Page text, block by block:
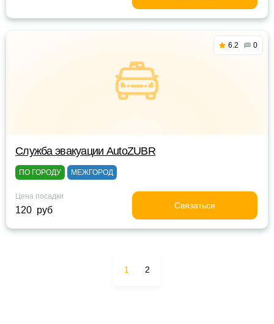
6.2 0
Служба эвакуации AutoZUBR
ПО ГОРОДУ МЕЖГОРОД
Цена посадки
120 руб Связаться
1 2